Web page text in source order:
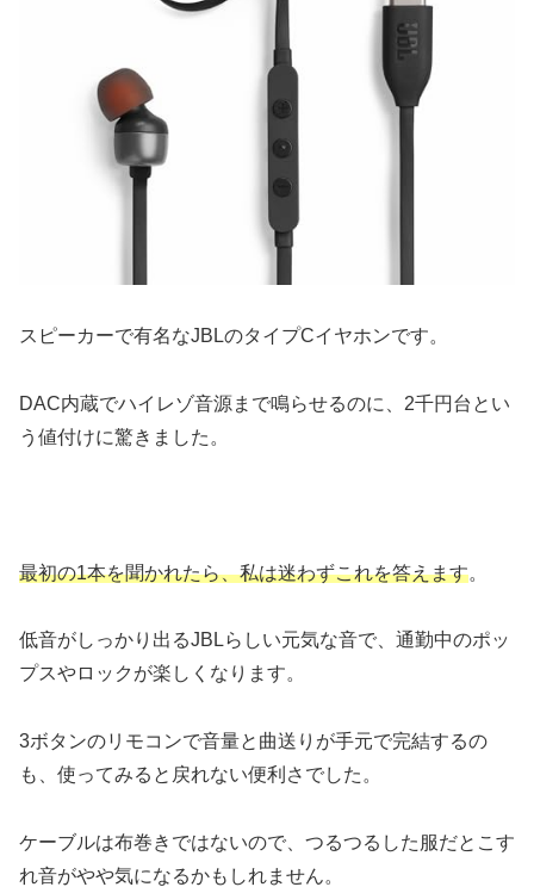
スピーカーで有名なJBLのタイプCイヤホンです。
DAC内蔵でハイレゾ音源まで鳴らせるのに、2千円台とい
う値付けに驚きました。
最初の1本を聞かれたら、私は迷わずこれを答えます。
低音がしっかり出るJBLらしい元気な音で、通勤中のポッ
プスやロックが楽しくなります。
3ボタンのリモコンで音量と曲送りが手元で完結するの
も、使ってみると戻れない便利さでした。
ケーブルは布巻きではないので、つるつるした服だとこす
れ音がやや気になるかもしれません。